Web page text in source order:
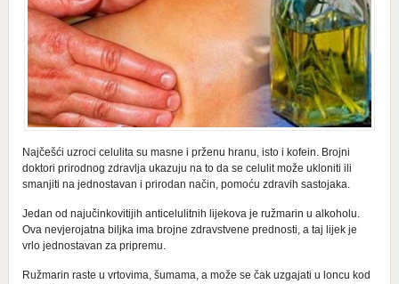
Najčešći uzroci celulita su masne i prženu hranu, isto i kofein. Brojni
doktori prirodnog zdravlja ukazuju na to da se celulit može ukloniti ili
smanjiti na jednostavan i prirodan način, pomoću zdravih sastojaka.
Jedan od najučinkovitijih anticelulitnih lijekova je ružmarin u alkoholu.
Ova nevjerojatna biljka ima brojne zdravstvene prednosti, a taj lijek je
vrlo jednostavan za pripremu.
Ružmarin raste u vrtovima, šumama, a može se čak uzgajati u loncu kod